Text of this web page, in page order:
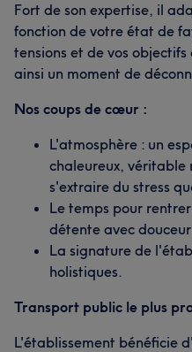
Fort de son expertise, il
fonction de votre état de
tensions et de vos
ainsi un moment de
Nos coups de cœur :
L'atmosphère : un
chaleureux, véritable
s'extraire du stress
Le temps pour
détente avec
La signature de
holistiques.
Transport public le plus
L'établissement bénéficie